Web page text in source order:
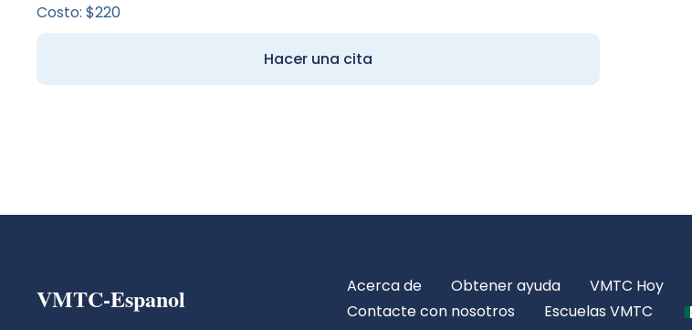
Costo: $220
Hacer una cita
VMTC-Espanol Acerca de Obtener ayuda
VMTC Hoy
Contacte con nosotros
Escuelas VMTC